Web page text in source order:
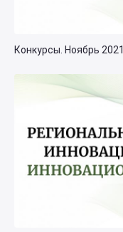
Конкурсы. Ноябрь 2021